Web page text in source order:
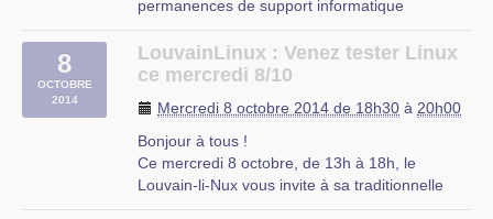
permanences de support informatique
septembre 2014).
Pour rappel, nos permanences se donnent tous
Si vous avez eu un soucis que vous n’avez (…)
8
OCTOBRE
2014
LouvainLinux : Venez tester Linux
ce mercredi 8/10
Mercredi 8 octobre 2014 de 18h30 à 20h00
Bonjour à tous !
Ce mercredi 8 octobre, de 13h à 18h, le
Louvain-li-Nux vous invite à sa traditionnelle